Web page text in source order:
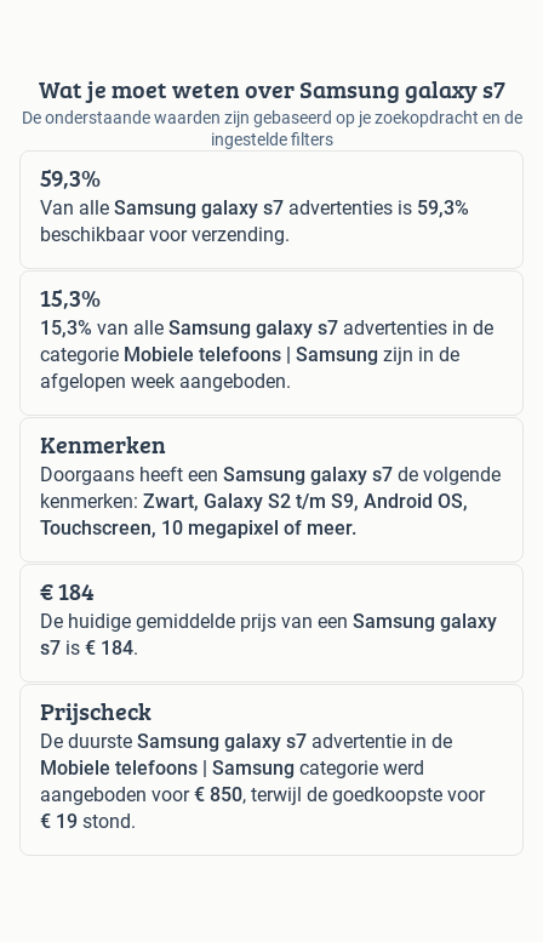
Wat je moet weten over Samsung galaxy s7
De onderstaande waarden zijn gebaseerd op je zoekopdracht en de
ingestelde filters
59,3%
Van alle Samsung galaxy s7 advertenties is 59,3%
beschikbaar voor verzending.
15,3%
15,3% van alle Samsung galaxy s7 advertenties in de
categorie Mobiele telefoons | Samsung zijn in de
afgelopen week aangeboden.
Kenmerken
Doorgaans heeft een Samsung galaxy s7 de volgende
kenmerken: Zwart, Galaxy S2 t/m S9, Android OS,
Touchscreen, 10 megapixel of meer.
€ 184
De huidige gemiddelde prijs van een Samsung galaxy
s7 is € 184.
Prijscheck
De duurste Samsung galaxy s7 advertentie in de
Mobiele telefoons | Samsung categorie werd
aangeboden voor€ 850, terwijl de goedkoopste voor
€ 19 stond.